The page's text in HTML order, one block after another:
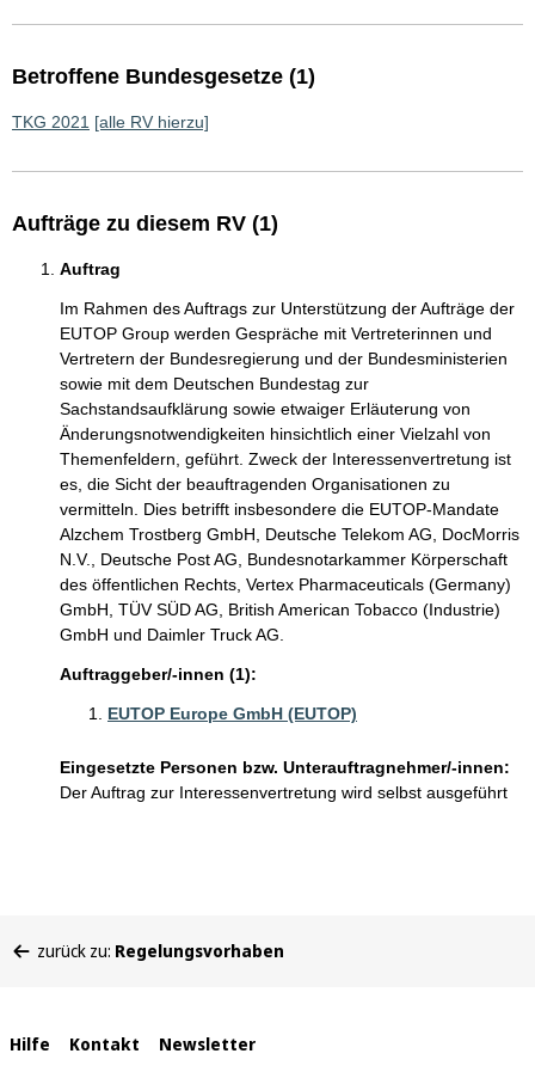
Betroffene Bundesgesetze (1)
TKG 2021 [alle RV hierzu]
Aufträge zu diesem RV (1)
Auftrag
Im Rahmen des Auftrags zur Unterstützung der Aufträge der
EUTOP Group werden Gespräche mit Vertreterinnen und
Vertretern der Bundesregierung und der Bundesministerien
sowie mit dem Deutschen Bundestag zur
Sachstandsaufklärung sowie etwaiger Erläuterung von
Änderungsnotwendigkeiten hinsichtlich einer Vielzahl von
Themenfeldern, geführt. Zweck der Interessenvertretung ist
es, die Sicht der beauftragenden Organisationen zu
vermitteln. Dies betrifft insbesondere die EUTOP-Mandate
Alzchem Trostberg GmbH, Deutsche Telekom AG, DocMorris
N.V., Deutsche Post AG, Bundesnotarkammer Körperschaft
des öffentlichen Rechts, Vertex Pharmaceuticals (Germany)
GmbH, TÜV SÜD AG, British American Tobacco (Industrie)
GmbH und Daimler Truck AG.
Auftraggeber/-innen (1):
EUTOP Europe GmbH (EUTOP)
Eingesetzte Personen bzw. Unterauftragnehmer/-innen:
Der Auftrag zur Interessenvertretung wird selbst ausgeführt
befinden
zurück zu: Regelungsvorhaben
Interne
Hilfe Kontakt Newsletter